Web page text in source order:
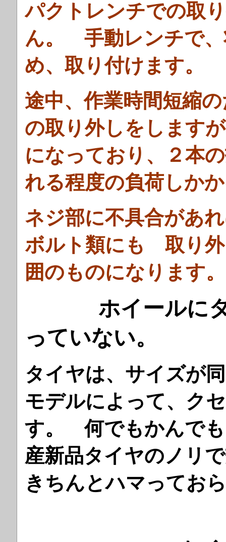
パクトレンチでの取
ん。 手動レンチで
め、取り付けます。
途中、作業時間短縮
の取り外しをします
になっており、２本
れる程度の負荷しか
ネジ部に不具合があ
ボルト類にも 取り外
囲のものになります。
ホイールにタ
っていない。
タイヤは、サイズが
モデルによって、ク
す。 何でもかんでも
産新品タイヤのノリ
きちんとハマってお